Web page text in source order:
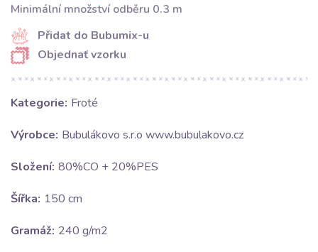
Minimální množství odběru 0.3 m
Přidat do Bubumix-u
Objednať vzorku
Kategorie: Froté
Výrobce: Bubulákovo s.r.o www.bubulakovo.cz
Složení: 80%CO + 20%PES
Šířka: 150 cm
Gramáž: 240 g/m2